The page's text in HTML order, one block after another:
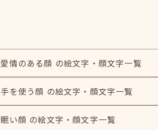
愛情のある顔 の絵文字・顔文字一覧
手を使う顔 の絵文字・顔文字一覧
眠い顔 の絵文字・顔文字一覧